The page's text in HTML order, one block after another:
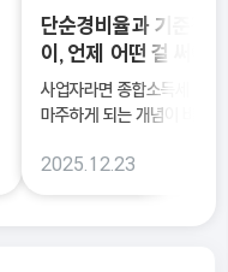
단순경비율과 기준경
이, 언제 어떤 걸 써야
사업자라면 종합소득세 신고
마주하게 되는 개념이 바로
에서는 이 두 가지의 차이를
2025.12.23